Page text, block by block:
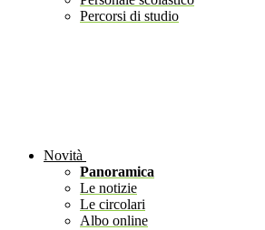
Percorsi di studio
Novità
Panoramica
Le notizie
Le circolari
Albo online